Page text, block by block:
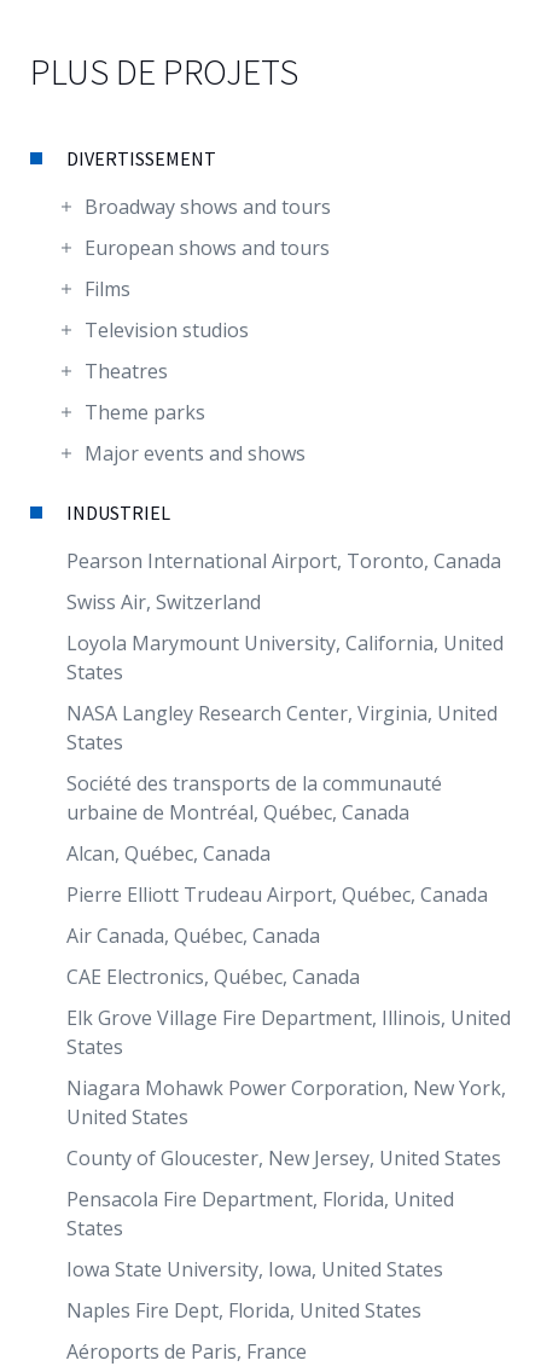
PLUS DE PROJETS
DIVERTISSEMENT
Broadway shows and tours
European shows and tours
Films
Television studios
Theatres
Theme parks
Major events and shows
INDUSTRIEL
Pearson International Airport, Toronto, Canada
Swiss Air, Switzerland
Loyola Marymount University, California, United
States
NASA Langley Research Center, Virginia, United
States
Société des transports de la communauté
urbaine de Montréal, Québec, Canada
Alcan, Québec, Canada
Pierre Elliott Trudeau Airport, Québec, Canada
Air Canada, Québec, Canada
CAE Electronics, Québec, Canada
Elk Grove Village Fire Department, Illinois, United
States
Niagara Mohawk Power Corporation, New York,
United States
County of Gloucester, New Jersey, United States
Pensacola Fire Department, Florida, United
States
Iowa State University, Iowa, United States
Naples Fire Dept, Florida, United States
Aéroports de Paris, France